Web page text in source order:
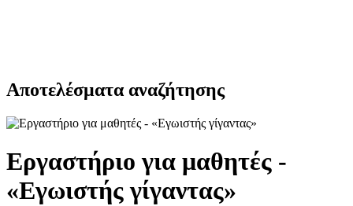
Αποτελέσματα αναζήτησης
Εργαστήριο για μαθητές -
«Εγωιστής γίγαντας»